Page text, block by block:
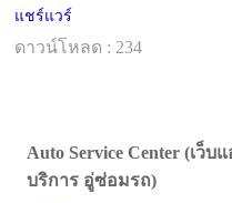
แชร์แวร์
ดาวน์โหลด : 234
Auto Service Center (เว็
บริการ อู่ซ่อมรถ)